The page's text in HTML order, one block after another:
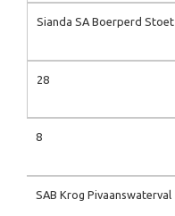
Sianda SA Boerperd Stoet
28
8
SAB Krog Pivaanswaterval